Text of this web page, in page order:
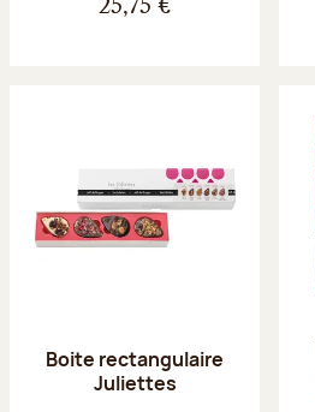
25,75 €
Boite rectangulaire
Juliettes